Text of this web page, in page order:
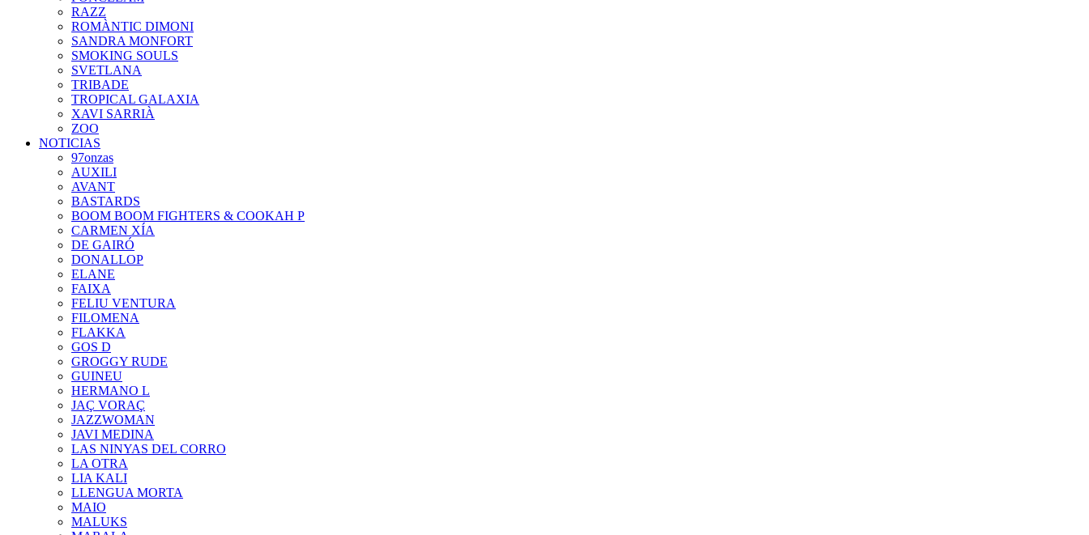
RAZZ
ROMÀNTIC DIMONI
SANDRA MONFORT
SMOKING SOULS
SVETLANA
TRIBADE
TROPICAL GALAXIA
XAVI SARRIÀ
ZOO
NOTICIAS
97onzas
AUXILI
AVANT
BASTARDS
BOOM BOOM FIGHTERS & COOKAH P
CARMEN XÍA
DE GAIRÓ
DONALLOP
ELANE
FAIXA
FELIU VENTURA
FILOMENA
FLAKKA
GOS D
GROGGY RUDE
GUINEU
HERMANO L
JAÇ VORAÇ
JAZZWOMAN
JAVI MEDINA
LAS NINYAS DEL CORRO
LA OTRA
LIA KALI
LLENGUA MORTA
MAIO
MALUKS